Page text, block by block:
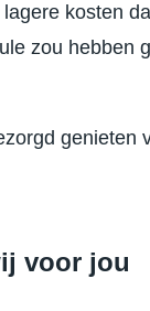
kosten
zou hebben
genieten
voor jou